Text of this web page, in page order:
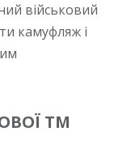
військовий
камуфляж і
ТМ